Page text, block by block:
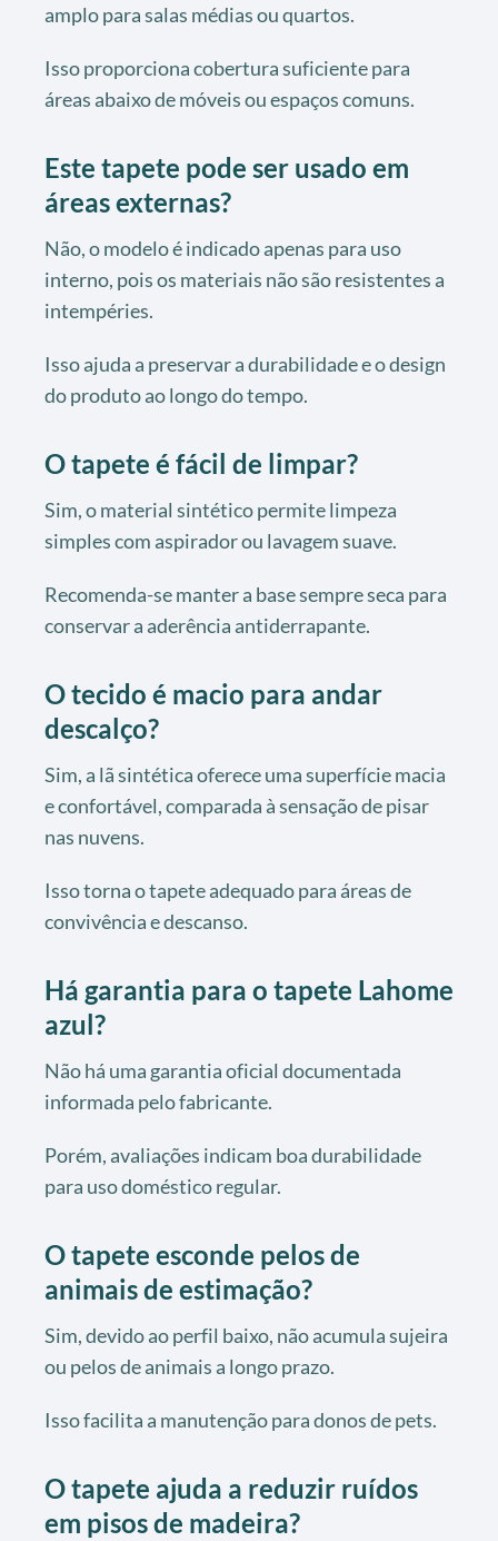
amplo para salas médias ou quartos.
Isso proporciona cobertura suficiente para
áreas abaixo de móveis ou espaços comuns.
Este tapete pode ser usado em
áreas externas?
Não, o modelo é indicado apenas para uso
interno, pois os materiais não são resistentes a
intempéries.
Isso ajuda a preservar a durabilidade e o design
do produto ao longo do tempo.
O tapete é fácil de limpar?
Sim, o material sintético permite limpeza
simples com aspirador ou lavagem suave.
Recomenda-se manter a base sempre seca para
conservar a aderência antiderrapante.
O tecido é macio para andar
descalço?
Sim, a lã sintética oferece uma superfície macia
e confortável, comparada à sensação de pisar
nas nuvens.
Isso torna o tapete adequado para áreas de
convivência e descanso.
Há garantia para o tapete Lahome
azul?
Não há uma garantia oficial documentada
informada pelo fabricante.
Porém, avaliações indicam boa durabilidade
para uso doméstico regular.
O tapete esconde pelos de
animais de estimação?
Sim, devido ao perfil baixo, não acumula sujeira
ou pelos de animais a longo prazo.
Isso facilita a manutenção para donos de pets.
O tapete ajuda a reduzir ruídos
em pisos de madeira?